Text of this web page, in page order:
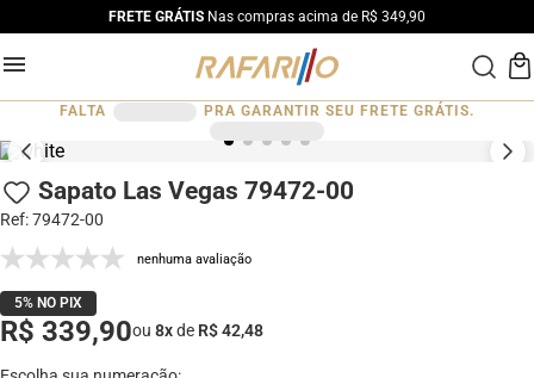
FRETE GRÁTIS Nas compras acima de R$ 349,90
FALTA PRA GARANTIR SEU FRETE GRÁTIS.
Sapato Las Vegas 79472-00
Ref:79472-00
nenhuma avaliação
5% NO PIX
R$ 339,90ou 8xde R$ 42,48